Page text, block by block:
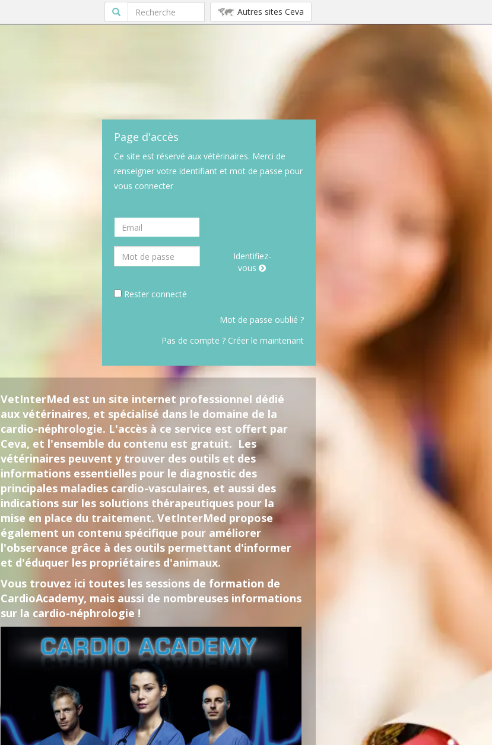
Autres sites Ceva
Page d'accès
Ce site est réservé aux vétérinaires. Merci de
renseigner votre identifiant et mot de passe pour
vous connecter
Identifiez-
vous
Rester connecté
Mot de passe oublié ?
Pas de compte ? Créer le maintenant
VetInterMed est un site internet professionnel dédié
aux vétérinaires, et spécialisé dans le domaine de la
cardio-néphrologie. L'accès à ce service est offert par
Ceva, et l'ensemble du contenu est gratuit. Les
vétérinaires peuvent y trouver des outils et des
informations essentielles pour le diagnostic des
principales maladies cardio-vasculaires, et aussi des
indications sur les solutions thérapeutiques pour la
mise en place du traitement. VetInterMed propose
également un contenu spécifique pour améliorer
l'observance grâce à des outils permettant d'informer
et d'éduquer les propriétaires d'animaux.
Vous trouvez ici toutes les sessions de formation de
CardioAcademy, mais aussi de nombreuses informations
sur la cardio-néphrologie !